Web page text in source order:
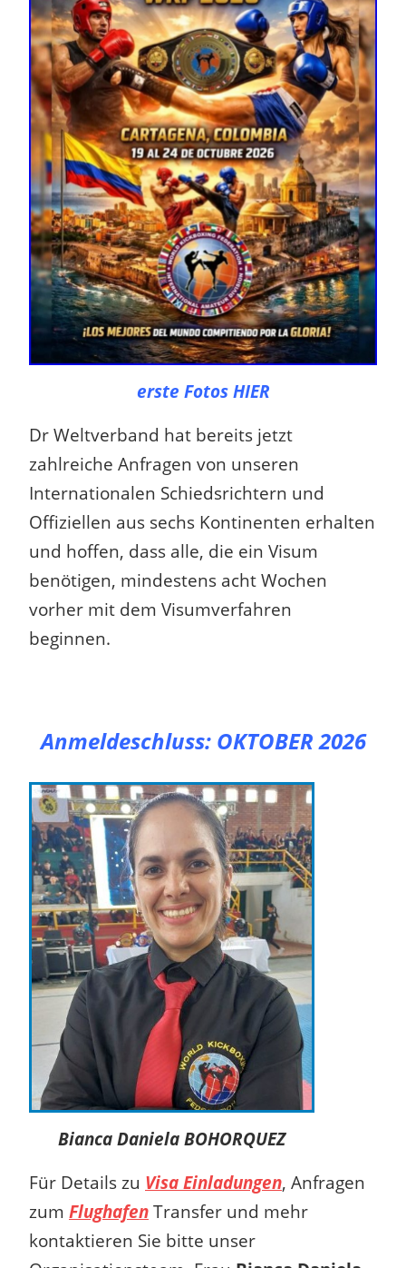
erste Fotos HIER
Dr Weltverband hat bereits jetzt
zahlreiche Anfragen von unseren
Internationalen Schiedsrichtern und
Offiziellen aus sechs Kontinenten erhalten
und hoffen, dass alle, die ein Visum
benötigen, mindestens acht Wochen
vorher mit dem Visumverfahren
beginnen.
Anmeldeschluss: OKTOBER 2026
Bianca Daniela BOHORQUEZ
Für Details zu Visa Einladungen, Anfragen
zum Flughafen Transfer und mehr
kontaktieren Sie bitte unser